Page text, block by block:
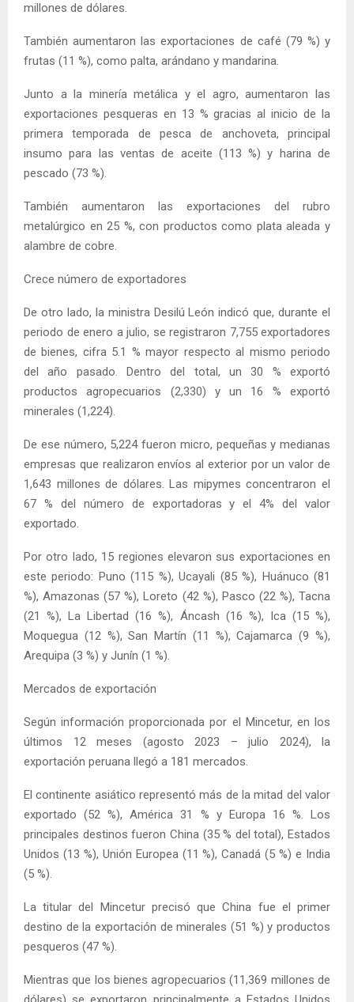
millones de dólares.
También aumentaron las exportaciones de café (79 %) y
frutas (11 %), como palta, arándano y mandarina.
Junto a la minería metálica y el agro, aumentaron las
exportaciones pesqueras en 13 % gracias al inicio de la
primera temporada de pesca de anchoveta, principal
insumo para las ventas de aceite (113 %) y harina de
pescado (73 %).
También aumentaron las exportaciones del rubro
metalúrgico en 25 %, con productos como plata aleada y
alambre de cobre.
Crece número de exportadores
De otro lado, la ministra Desilú León indicó que, durante el
periodo de enero a julio, se registraron 7,755 exportadores
de bienes, cifra 5.1 % mayor respecto al mismo periodo
del año pasado. Dentro del total, un 30 % exportó
productos agropecuarios (2,330) y un 16 % exportó
minerales (1,224).
De ese número, 5,224 fueron micro, pequeñas y medianas
empresas que realizaron envíos al exterior por un valor de
1,643 millones de dólares. Las mipymes concentraron el
67 % del número de exportadoras y el 4% del valor
exportado.
Por otro lado, 15 regiones elevaron sus exportaciones en
este periodo: Puno (115 %), Ucayali (85 %), Huánuco (81
%), Amazonas (57 %), Loreto (42 %), Pasco (22 %), Tacna
(21 %), La Libertad (16 %), Áncash (16 %), Ica (15 %),
Moquegua (12 %), San Martín (11 %), Cajamarca (9 %),
Arequipa (3 %) y Junín (1 %).
Mercados de exportación
Según información proporcionada por el Mincetur, en los
últimos 12 meses (agosto 2023 – julio 2024), la
exportación peruana llegó a 181 mercados.
El continente asiático representó más de la mitad del valor
exportado (52 %), América 31 % y Europa 16 %. Los
principales destinos fueron China (35 % del total), Estados
Unidos (13 %), Unión Europea (11 %), Canadá (5 %) e India
(5 %).
La titular del Mincetur precisó que China fue el primer
destino de la exportación de minerales (51 %) y productos
pesqueros (47 %).
Mientras que los bienes agropecuarios (11,369 millones de